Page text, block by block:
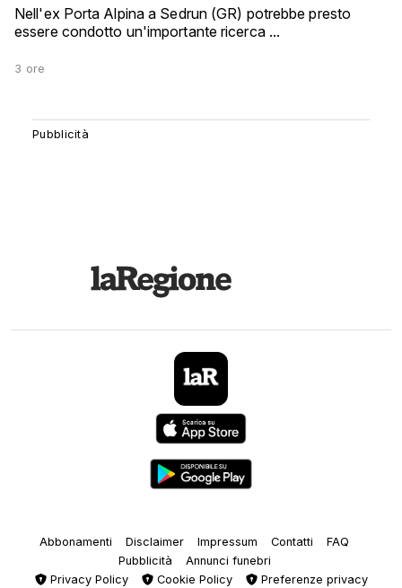
Nell'ex Porta Alpina a Sedrun (GR) potrebbe presto
essere condotto un'importante ricerca ...
3 ore
Abbonamenti Disclaimer Impressum Contatti
FAQ
Pubblicità
Annunci funebri
Privacy Policy
Cookie Policy Preferenze privacy